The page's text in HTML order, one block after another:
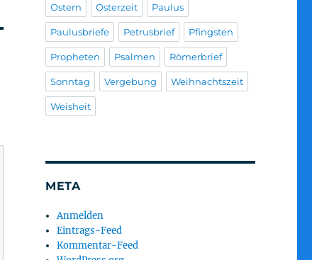
Ostern Osterzeit Paulus
Paulusbriefe Petrusbrief Pfingsten
Propheten Psalmen Römerbrief
Sonntag Vergebung Weihnachtszeit
Weisheit
META
Anmelden
Eintrags-Feed
Kommentar-Feed